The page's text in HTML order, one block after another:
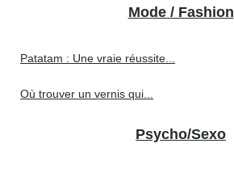
Mode / Fashion
Patatam : Une vraie réussite...
Où trouver un vernis qui...
Psycho/Sexo